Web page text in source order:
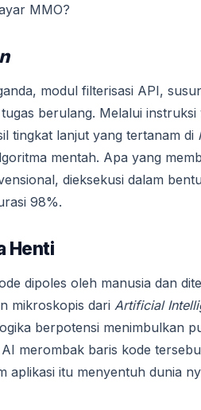
MMO?
modul filterisasi API,
berulang. Melalui instruksi
tingkat lanjut yang tertanam di
mentah. Apa yang
dieksekusi dalam
98%.
Henti
dipoles oleh manusia dan
mikroskopis dari Artificial
berpotensi menimbulkan
merombak baris kode
aplikasi itu menyentuh dunia